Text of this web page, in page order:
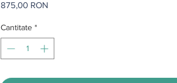
875,00 RON
Cantitate *